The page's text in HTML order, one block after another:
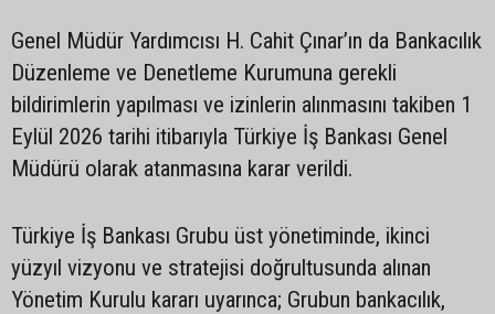
Genel Müdür Yardımcısı H. Cahit Çınar’ın da Bankacılık
Düzenleme ve Denetleme Kurumuna gerekli
bildirimlerin yapılması ve izinlerin alınmasını takiben 1
Eylül 2026 tarihi itibarıyla Türkiye İş Bankası Genel
Müdürü olarak atanmasına karar verildi.
Türkiye İş Bankası Grubu üst yönetiminde, ikinci
yüzyıl vizyonu ve stratejisi doğrultusunda alınan
Yönetim Kurulu kararı uyarınca; Grubun bankacılık,